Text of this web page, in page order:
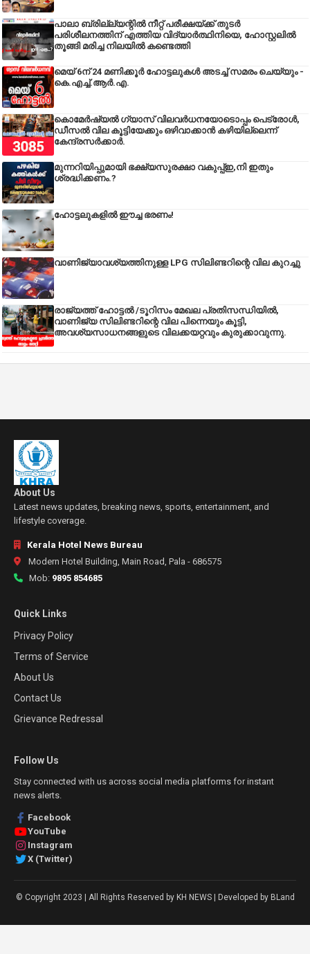
പാലാ ബ്രില്ല്യന്റിൽ നീറ്റ് പരീക്ഷയ്ക്ക് തുടർ
പരിശീലനത്തിന് എത്തിയ വിദ്യാർത്ഥിനിയെ, ഹോസ്റ്റലിൽ
തൂങ്ങി മരിച്ച നിലയിൽ കണ്ടെത്തി
മെയ് 6ന് 24 മണിക്കൂർ ഹോട്ടലുകൾ അടച്ച് സമരം ചെയ്യും -
കെ.എച്ച്.ആർ.എ.
കൊമേർഷ്യൽ ഗ്യാസ് വിലവർധനയോടൊപ്പം പെട്രോൾ,
ഡീസല്‍ വില കൂട്ടിയേക്കും ഒഴിവാക്കാന്‍ കഴിയില്ലെന്ന്
കേന്ദ്രസര്‍ക്കാര്‍.
മുന്നറിയിപ്പുമായി ഭക്ഷ്യസുരക്ഷാ വകുപ്പ്ഇ,നി ഇതും
ശ്രദ്ധിക്കണം.?
ഹോട്ടലുകളിൽ ഈച്ച ഭരണം!
വാണിജ്യാവശ്യത്തിനുള്ള LPG സിലിണ്ടറിന്റെ വില കുറച്ചു
രാജ്യത്ത് ഹോട്ടൽ /ടൂറിസം മേഖല പ്രതിസന്ധിയിൽ,
വാണിജ്യ സിലിണ്ടറിന്റെ വില പിന്നെയും കൂട്ടി,
അവശ്യസാധനങ്ങളുടെ വിലക്കയറ്റവും കുരുക്കാവുന്നു.
About Us
Latest news updates, breaking news, sports, entertainment, and
lifestyle coverage.
Kerala Hotel News Bureau
Modern Hotel Building, Main Road, Pala - 686575
Mob: 9895 854685
Quick Links
Privacy Policy
Terms of Service
About Us
Contact Us
Grievance Redressal
Follow Us
Stay connected with us across social media platforms for instant
news alerts.
Facebook
YouTube
Instagram
X (Twitter)
© Copyright 2023 | All Rights Reserved by KH NEWS | Developed by BLand